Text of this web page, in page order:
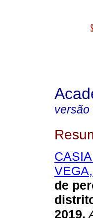
versão
de
2019.